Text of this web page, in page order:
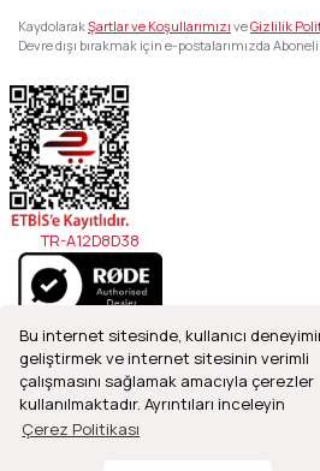
Bu internet sitesinde, kullanıcı
geliştirmek ve internet sitesinin verimli
çalışmasını sağlamak amacıyla çerezler
kullanılmaktadır. Ayrıntıları inceleyin
Çerez Politikası
KaydolarakŞartlar ve Koşullarımızı veGizlilik
Devre dışı bırakmak için e-postalarımızda
TR-A12D8D38
2021© Refleks Fotoğrafçılık, Tüm Hakları